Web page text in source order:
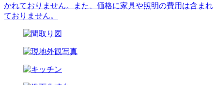
かれておりません。また、価格に家具や照明の費用は含まれ
ておりません。